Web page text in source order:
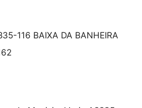
116 BAIXA DA BANHEIRA